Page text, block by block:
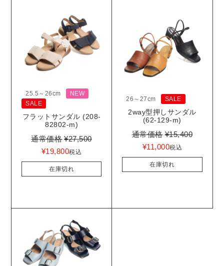
25.5～26cm
NEW
SALE
フラットサンダル (208-
82802-m)
通常価格 ¥27,500
¥19,800税込
在庫切れ
26～27cm SALE
2way型押しサンダル
(62-129-m)
通常価格 ¥15,400
¥11,000税込
在庫切れ